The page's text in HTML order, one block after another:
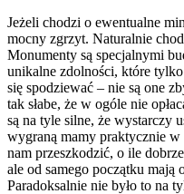
Jeżeli chodzi o ewentualne
mocny zgrzyt. Naturalnie
Monumenty są specjalnymi
unikalne zdolności, które
się spodziewać – nie są one
tak słabe, że w ogóle nie
są na tyle silne, że wystarczy
wygraną mamy praktycznie
nam przeszkodzić, o ile
ale od samego początku mają
Paradoksalnie nie było to na